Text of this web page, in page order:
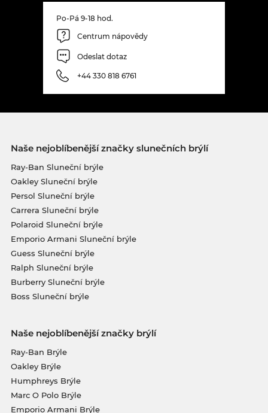
Po-Pá 9-18 hod.
Centrum nápovědy
Odeslat dotaz
+44 330 818 6761
Naše nejoblíbenější značky slunečních brýlí
Ray-Ban Sluneční brýle
Oakley Sluneční brýle
Persol Sluneční brýle
Carrera Sluneční brýle
Polaroid Sluneční brýle
Emporio Armani Sluneční brýle
Guess Sluneční brýle
Ralph Sluneční brýle
Burberry Sluneční brýle
Boss Sluneční brýle
Naše nejoblíbenější značky brýlí
Ray-Ban Brýle
Oakley Brýle
Humphreys Brýle
Marc O Polo Brýle
Emporio Armani Brýle